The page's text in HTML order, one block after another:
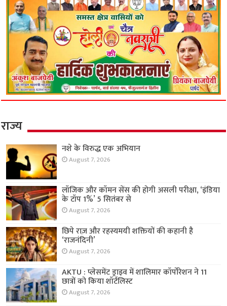
राज्य
नशे के विरुद्ध एक अभियान
August 7, 2026
लॉजिक और कॉमन सेंस की होगी असली परीक्षा, ‘इंडिया
के टॉप 1%’ 5 सितंबर से
August 7, 2026
छिपे राज़ और रहस्यमयी शक्तियों की कहानी है
‘राजनंदिनी’
August 7, 2026
AKTU : प्लेसमेंट ड्राइव में शालिमार कॉर्पोरेशन ने 11
छात्रों को किया शॉर्टलिस्ट
August 7, 2026